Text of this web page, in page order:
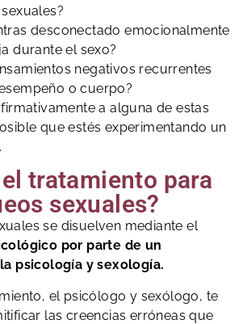
desconectado emocionalmente
durante el sexo?
negativos recurrentes
o cuerpo?
a alguna de estas
que estés experimentando un
tratamiento para
sexuales?
se disuelven mediante el
por parte de un
psicología y sexología.
el psicólogo y sexólogo, te
las creencias erróneas que